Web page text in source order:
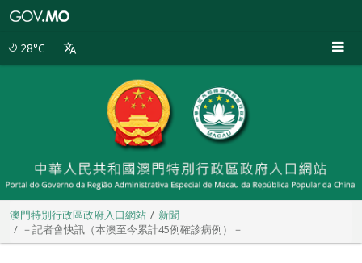
28°C
澳門特別行政區政府入口網站
新聞
－記者會快訊（本澳至今累計45例確診病例）－